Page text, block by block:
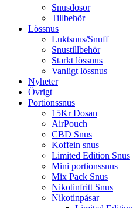
Snusdosor
Tillbehör
Lössnus
Luktsnus/Snuff
Snustillbehör
Starkt lössnus
Vanligt lössnus
Nyheter
Övrigt
Portionssnus
15Kr Dosan
AirPouch
CBD Snus
Koffein snus
Limited Edition Snus
Mini portionssnus
Mix Pack Snus
Nikotinfritt Snus
Nikotinpåsar